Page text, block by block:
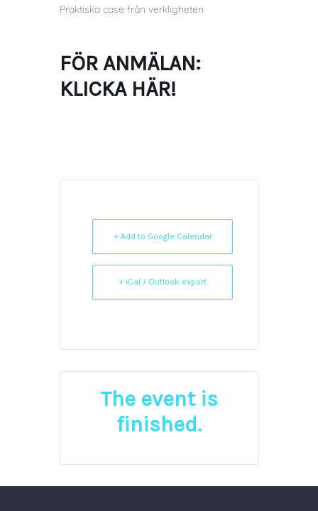
Praktiska case från verkligheten
FÖR ANMÄLAN:
KLICKA HÄR!
+ Add to Google Calendar
+ iCal / Outlook export
The event is
finished.